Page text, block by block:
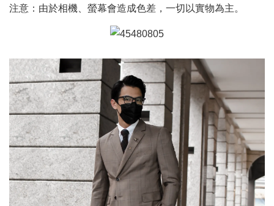
注意：由於相機、螢幕會造成色差，一切以實物為主。